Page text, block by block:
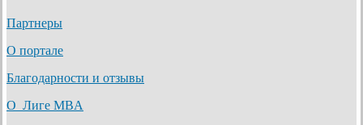
Партнеры
О портале
Благодарности и отзывы
О Лиге MBA